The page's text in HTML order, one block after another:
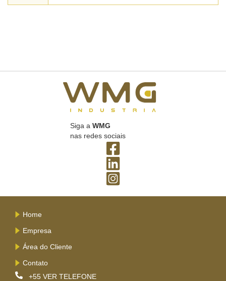
Siga a WMG
nas redes sociais
Home
Empresa
Área do Cliente
Contato
+55 VER TELEFONE